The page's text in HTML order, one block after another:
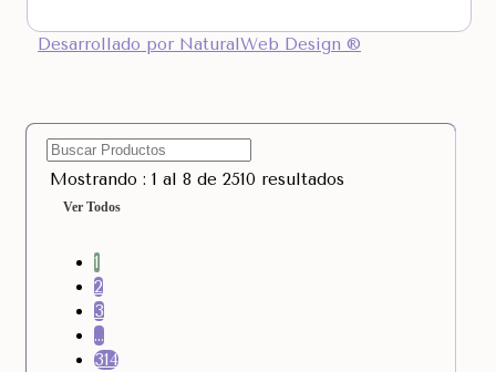
Desarrollado por NaturalWeb Design ®
Mostrando : 1 al 8 de 2510 resultados
Ver Todos
1
2
3
…
314